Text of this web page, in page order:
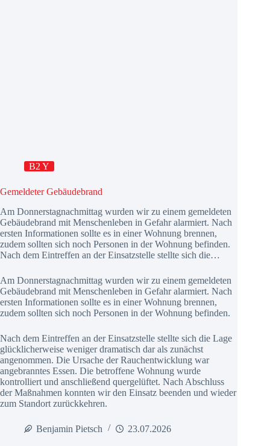
B2 Y
Gemeldeter Gebäudebrand
Am Donnerstagnachmittag wurden wir zu einem gemeldeten
Gebäudebrand mit Menschenleben in Gefahr alarmiert. Nach
ersten Informationen sollte es in einer Wohnung brennen,
zudem sollten sich noch Personen in der Wohnung befinden.
Nach dem Eintreffen an der Einsatzstelle stellte sich die…
Am Donnerstagnachmittag wurden wir zu einem gemeldeten
Gebäudebrand mit Menschenleben in Gefahr alarmiert. Nach
ersten Informationen sollte es in einer Wohnung brennen,
zudem sollten sich noch Personen in der Wohnung befinden.
Nach dem Eintreffen an der Einsatzstelle stellte sich die Lage
glücklicherweise weniger dramatisch dar als zunächst
angenommen. Die Ursache der Rauchentwicklung war
angebranntes Essen. Die betroffene Wohnung wurde
kontrolliert und anschließend quergelüftet. Nach Abschluss
der Maßnahmen konnten wir den Einsatz beenden und wieder
zum Standort zurückkehren.
Benjamin Pietsch 23.07.2026